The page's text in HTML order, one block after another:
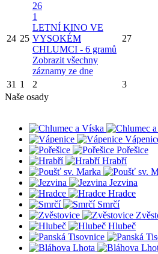
24 25
26
1
LETNÍ KINO VE
VYSOKÉM
CHLUMCI - 6 gramů
Zobrazit všechny
záznamy ze dne
27
31 1 2 3
Naše osady
Pořešice
Hrabří
Jezvina
Hradce
Smrčí
Hlubeč